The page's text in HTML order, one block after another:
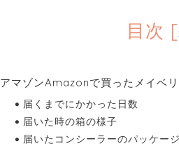
目次 [
アマゾンAmazonで買ったメイベ
届くまでにかかった日数
届いた時の箱の様子
届いたコンシーラーのパッケージ